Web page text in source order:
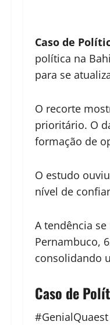
Caso de
política na
para se
O recorte
prioritário. O
formação de
O estudo
nível de
A tendência
Pernambuco,
consolidando
Caso de